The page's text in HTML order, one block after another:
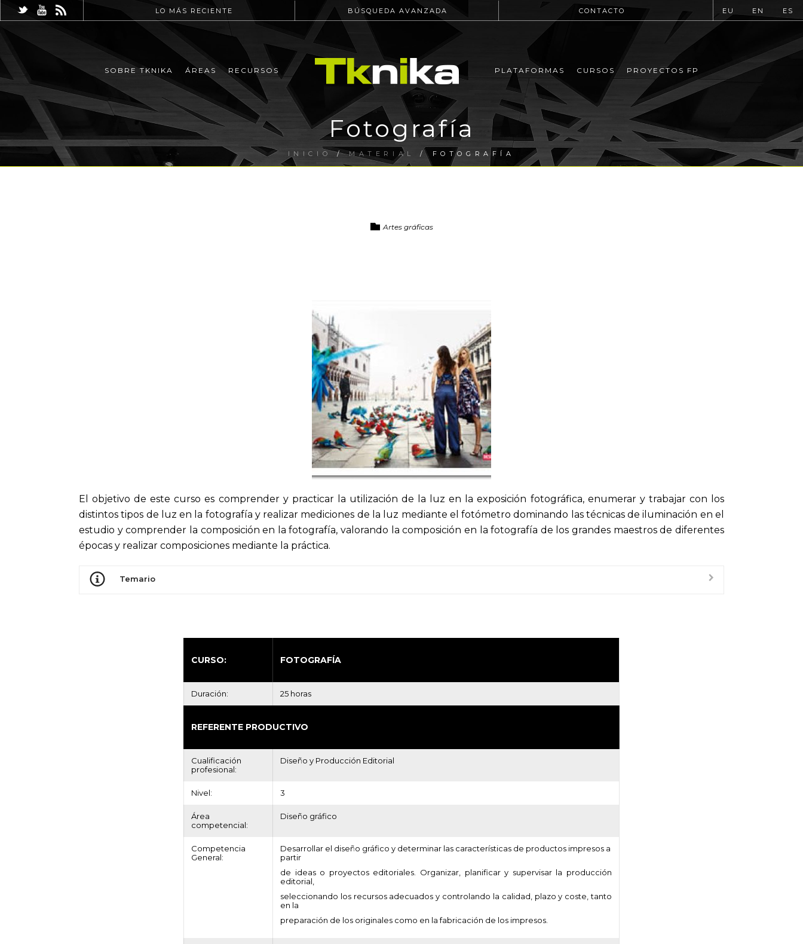
LO MÁS RECIENTE BÚSQUEDA AVANZADA CONTACTO EU EN ES
SOBRE TKNIKA ÁREAS RECURSOS PLATAFORMAS CURSOS PROYECTOS FP
Fotografía
INICIO /MATERIAL / FOTOGRAFÍA
Artes gráficas
El objetivo de este curso es comprender y practicar la utilización de la luz en la exposición fotográfica, enumerar y trabajar con los
distintos tipos de luz en la fotografía y realizar mediciones de la luz mediante el fotómetro dominando las técnicas de iluminación en el
estudio y comprender la composición en la fotografía, valorando la composición en la fotografía de los grandes maestros de diferentes
épocas y realizar composiciones mediante la práctica.
Temario
CURSO: FOTOGRAFÍA
Duración: 25 horas
REFERENTE PRODUCTIVO
Cualificación
profesional:
Diseño y Producción Editorial
Nivel: 3
Área
competencial:
Diseño gráfico
Competencia
General:
Desarrollar el diseño gráfico y determinar las características de productos impresos a
partir
de ideas o proyectos editoriales. Organizar, planificar y supervisar la producción
editorial,
seleccionando los recursos adecuados y controlando la calidad, plazo y coste, tanto
en la
preparación de los originales como en la fabricación de los impresos.